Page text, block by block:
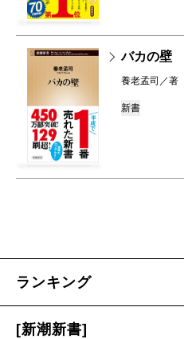
バカの壁
養老孟司／著
新書
ランキング
[新潮新書]